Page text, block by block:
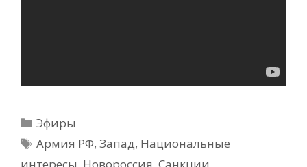
Рубрики
Эфиры
Метки
Армия РФ,Запад, Национальные
интересы, Новороссия, Санкции,